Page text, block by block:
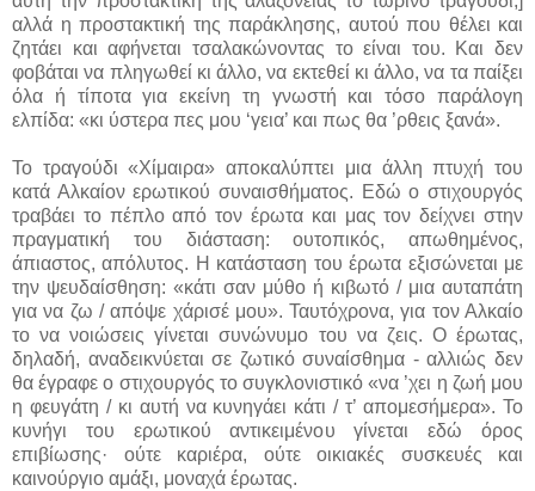
αλλά η προστακτική της παράκλησης, αυτού που θέλει και
ζητάει και αφήνεται τσαλακώνοντας το είναι του. Και δεν
φοβάται να πληγωθεί κι άλλο, να εκτεθεί κι άλλο, να τα παίξει
όλα ή τίποτα για εκείνη τη γνωστή και τόσο παράλογη
ελπίδα: «κι ύστερα πες μου ‘γεια’ και πως θα ’ρθεις ξανά».
Το τραγούδι «Χίμαιρα» αποκαλύπτει μια άλλη πτυχή του
κατά Αλκαίον ερωτικού συναισθήματος. Εδώ ο στιχουργός
τραβάει το πέπλο από τον έρωτα και μας τον δείχνει στην
πραγματική του διάσταση: ουτοπικός, απωθημένος,
άπιαστος, απόλυτος. Η κατάσταση του έρωτα εξισώνεται με
την ψευδαίσθηση: «κάτι σαν μύθο ή κιβωτό / μια αυταπάτη
για να ζω / απόψε χάρισέ μου». Ταυτόχρονα, για τον Αλκαίο
το να νοιώσεις γίνεται συνώνυμο του να ζεις. Ο έρωτας,
δηλαδή, αναδεικνύεται σε ζωτικό συναίσθημα - αλλιώς δεν
θα έγραφε ο στιχουργός το συγκλονιστικό «να ’χει η ζωή μου
η φευγάτη / κι αυτή να κυνηγάει κάτι / τ’ απομεσήμερα». Το
κυνήγι του ερωτικού αντικειμένου γίνεται εδώ όρος
επιβίωσης· ούτε καριέρα, ούτε οικιακές συσκευές και
καινούργιο αμάξι, μοναχά έρωτας.